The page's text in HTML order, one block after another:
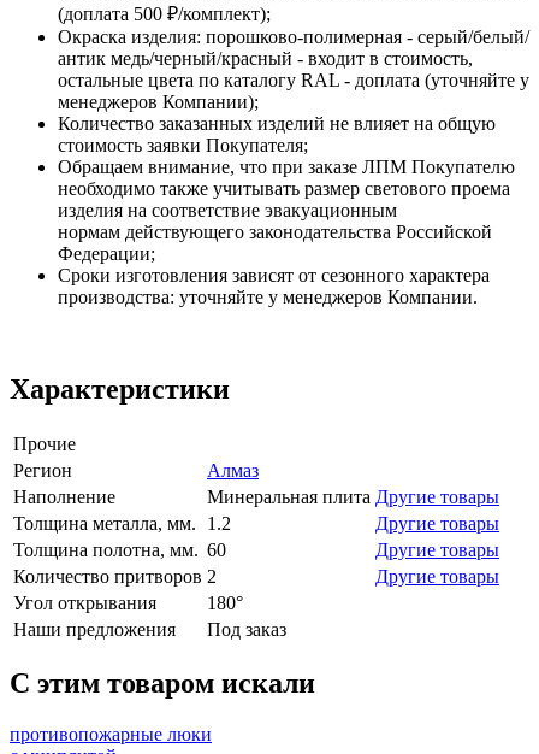
(доплата 500 ₽/комплект);
Окраска изделия: порошково-полимерная - серый/белый/
антик медь/черный/красный - входит в стоимость,
остальные цвета по каталогу RAL - доплата (уточняйте у
менеджеров Компании);
Количество заказанных изделий не влияет на общую
стоимость заявки Покупателя;
Обращаем внимание, что при заказе ЛПМ Покупателю
необходимо также учитывать размер светового проема
изделия на соответствие эвакуационным
нормам действующего законодательства Российской
Федерации;
Сроки изготовления зависят от сезонного характера
производства: уточняйте у менеджеров Компании.
Характеристики
Прочие
Регион
Алмаз
Наполнение
Минеральная плита Другие товары
Толщина металла, мм.
1.2
Другие товары
Толщина полотна, мм. 60
Другие товары
Количество притворов 2
Другие товары
Угол открывания
180°
Наши предложения
Под заказ
C этим товаром искали
противопожарные люки